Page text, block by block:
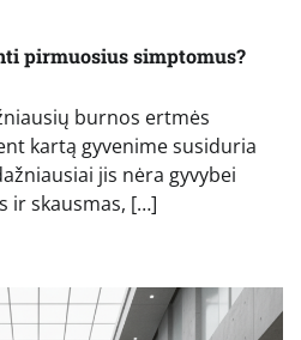
pirmuosius simptomus?
burnos ertmės
kartą gyvenime susiduria
jis nėra gyvybei
ir skausmas, […]